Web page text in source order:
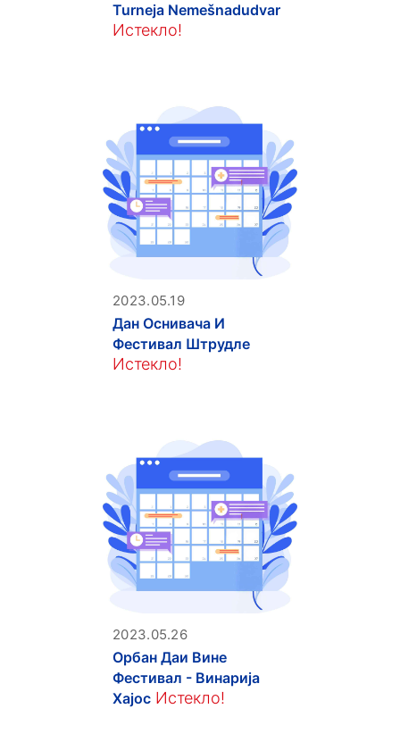
Turneja Nemešnadudvar
Истекло!
2023.05.19
Дан Оснивача И
Фестивал Штрудле
Истекло!
2023.05.26
Орбан Даи Вине
Фестивал - Винарија
Хајос Истекло!